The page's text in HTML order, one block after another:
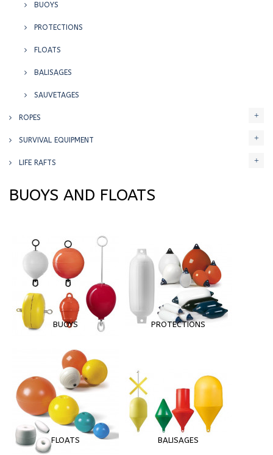
BUOYS
PROTECTIONS
FLOATS
BALISAGES
SAUVETAGES
ROPES
SURVIVAL EQUIPMENT
LIFE RAFTS
BUOYS AND FLOATS
BUOYS PROTECTIONS
FLOATS BALISAGES